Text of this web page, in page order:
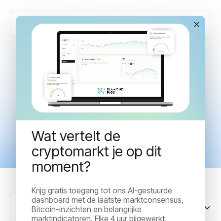
Wat vertelt de
cryptomarkt je op dit
moment?
Krijg gratis toegang tot ons AI-gestuurde
dashboard met de laatste marktconsensus,
Bitcoin-inzichten en belangrijke
marktindicatoren. Elke 4 uur bijgewerkt.
Articles tagged with
"Crypto basics"